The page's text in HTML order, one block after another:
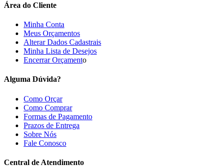
Área do Cliente
Minha Conta
Meus Orçamentos
Alterar Dados Cadastrais
Minha Lista de Desejos
Encerrar Orçamento
Alguma Dúvida?
Como Orçar
Como Comprar
Formas de Pagamento
Prazos de Entrega
Sobre Nós
Fale Conosco
Central de Atendimento